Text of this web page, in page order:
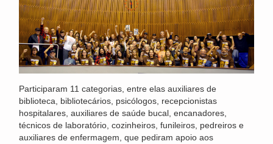
Participaram 11 categorias, entre elas auxiliares de
biblioteca, bibliotecários, psicólogos, recepcionistas
hospitalares, auxiliares de saúde bucal, encanadores,
técnicos de laboratório, cozinheiros, funileiros, pedreiros e
auxiliares de enfermagem, que pediram apoio aos